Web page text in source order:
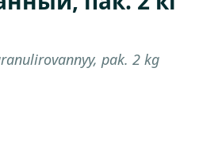
pak. 2 kg